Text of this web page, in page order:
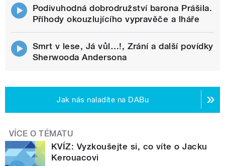
Podivuhodná dobrodružství barona Prášila.
Příhody okouzlujícího vypravěče a lháře
Smrt v lese, Já vůl…!, Zrání a další povídky
Sherwooda Andersona
Jak nás naladíte na DABu
VÍCE O TÉMATU
KVÍZ: Vyzkoušejte si, co víte o Jacku
Kerouacovi